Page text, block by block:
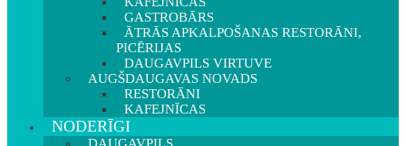
GASTROBĀRS
ĀTRĀS APKALPOŠANAS RESTORĀNI,
PICĒRIJAS
DAUGAVPILS VIRTUVE
AUGŠDAUGAVAS NOVADS
RESTORĀNI
KAFEJNĪCAS
NODERĪGI